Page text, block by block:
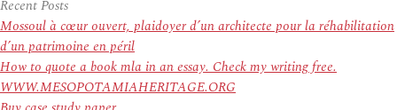
:
Recent Posts
Mossoul à cœur ouvert, plaidoyer d’un architecte pour la réhabilitation
d’un patrimoine en péril
How to quote a book mla in an essay. Check my writing free.
WWW.MESOPOTAMIAHERITAGE.ORG